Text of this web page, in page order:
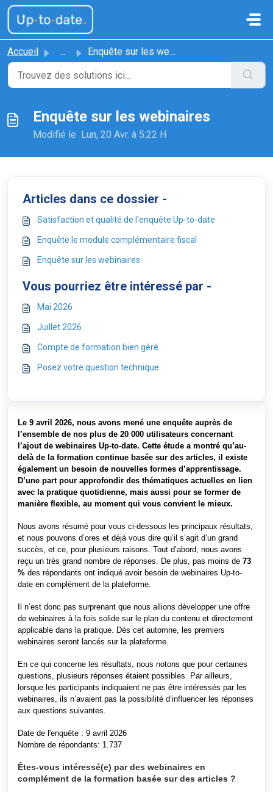
Passer au contenu principal
Accueil ... Enquête sur les webinaires
Enquête sur les webinaires
Modifié le Lun, 20 Avr. à 5:22 H
Articles dans ce dossier -
Satisfaction et qualité de l'enquête Up-to-date
Enquête le module complémentaire fiscal
Enquête sur les webinaires
Vous pourriez être intéressé par -
Mai 2026
Juillet 2026
Compte de formation bien géré
Posez votre question technique
Le 9 avril 2026, nous avons mené une enquête auprès de
l’ensemble de nos plus de 20 000 utilisateurs concernant
l’ajout de webinaires Up-to-date. Cette étude a montré qu’au-
delà de la formation continue basée sur des articles, il existe
également un besoin de nouvelles formes d’apprentissage.
D’une part pour approfondir des thématiques actuelles en lien
avec la pratique quotidienne, mais aussi pour se former de
manière flexible, au moment qui vous convient le mieux.
Nous avons résumé pour vous ci-dessous les principaux résultats,
et nous pouvons d’ores et déjà vous dire qu’il s’agit d’un grand
succès, et ce, pour plusieurs raisons. Tout d’abord, nous avons
reçu un très grand nombre de réponses. De plus, pas moins de 73
% des répondants ont indiqué avoir besoin de webinaires Up-to-
date en complément de la plateforme.
Il n’est donc pas surprenant que nous allions développer une offre
de webinaires à la fois solide sur le plan du contenu et directement
applicable dans la pratique. Dès cet automne, les premiers
webinaires seront lancés sur la plateforme.
En ce qui concerne les résultats, nous notons que pour certaines
questions, plusieurs réponses étaient possibles. Par ailleurs,
lorsque les participants indiquaient ne pas être intéressés par les
webinaires, ils n’avaient pas la possibilité d’influencer les réponses
aux questions suivantes.
Date de l'enquête : 9 avril 2026
Nombre de répondants: 1.737
Êtes-vous intéressé(e) par des webinaires en
complément de la formation basée sur des articles ?